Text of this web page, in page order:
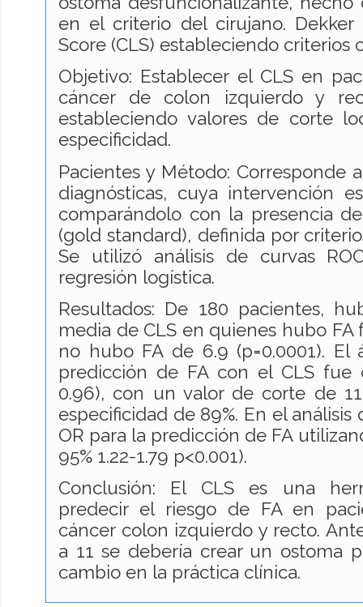
en el criterio del cirujano.
Score (CLS) estableciendo criterios
Objetivo: Establecer el CLS en
cáncer de colon izquierdo y
estableciendo valores de corte
especificidad.
Pacientes y Método: Corresponde
diagnósticas, cuya intervención
comparándolo con la presencia
(gold standard), definida por
Se utilizó análisis de curvas
regresión logística.
Resultados: De 180 pacientes,
media de CLS en quienes hubo FA
no hubo FA de 6.9 (p=0.0001). El
predicción de FA con el CLS fue
0.96), con un valor de corte de
especificidad de 89%. En el
OR para la predicción de FA
95% 1.22-1.79 p<0.001).
Conclusión: El CLS es una
predecir el riesgo de FA en
cáncer colon izquierdo y recto.
a 11 se debería crear un ostoma
cambio en la práctica clínica.